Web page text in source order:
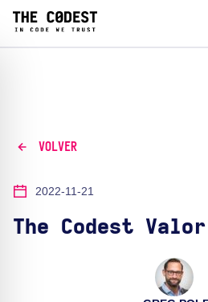
VOLVER
2022-11-21
The Codest